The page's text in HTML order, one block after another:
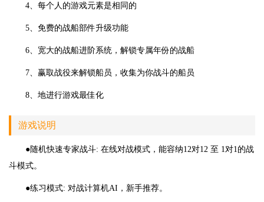
4、每个人的游戏元素是相同的
5、免费的战船部件升级功能
6、宽大的战船进阶系统，解锁专属年份的战船
7、赢取战役来解锁船员，收集为你战斗的船员
8、地进行游戏最佳化
游戏说明
●随机快速专家战斗: 在线对战模式，能容纳12对12 至 1对1的战
斗模式。
●练习模式: 对战计算机AI，新手推荐。